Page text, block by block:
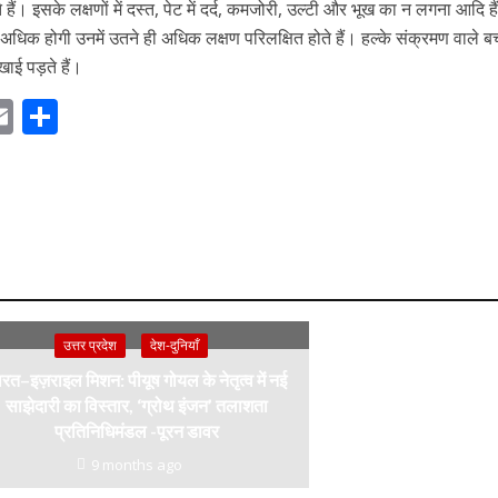
इसके लक्षणों में दस्त, पेट में दर्द, कमजोरी, उल्टी और भूख का न लगना आदि
होगी उनमें उतने ही अधिक लक्षण परिलक्षित होते हैं। हल्के संक्रमण वाले
पड़ते हैं।
E
उत्तर प्रदेश देश-दुनियाँ
मिशन: पीयूष गोयल के नेतृत्व में नई
साझेदारी का विस्तार, ‘ग्रोथ इंजन’ तलाशता
प्रतिनिधिमंडल -पूरन डावर
9 months ago